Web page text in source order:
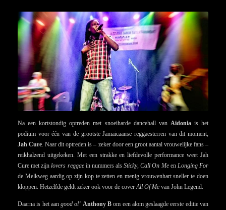
Na een kortstondig optreden met snoeiharde dancehall van Aidoniais het
podium voor één van de grootste Jamaicaanse reggaesterren van dit moment,
Jah Cure. Naar dit optreden is – zeker door een groot aantal vrouwelijke fans –
reikhalzend uitgekeken. Met een strakke en liefdevolle performance weet Jah
Cure met zijnlovers reggaein nummers alsSticky,Call On Meen Longing For
de Melkweg aardig op zijn kop te zetten en menig vrouwenhart sneller te doen
kloppen. Hetzelfde geldt zeker ook voor de coverAll Of Me van John Legend.
Daarna is het aangood ol’ Anthony B om een alom geslaagde eerste editie van